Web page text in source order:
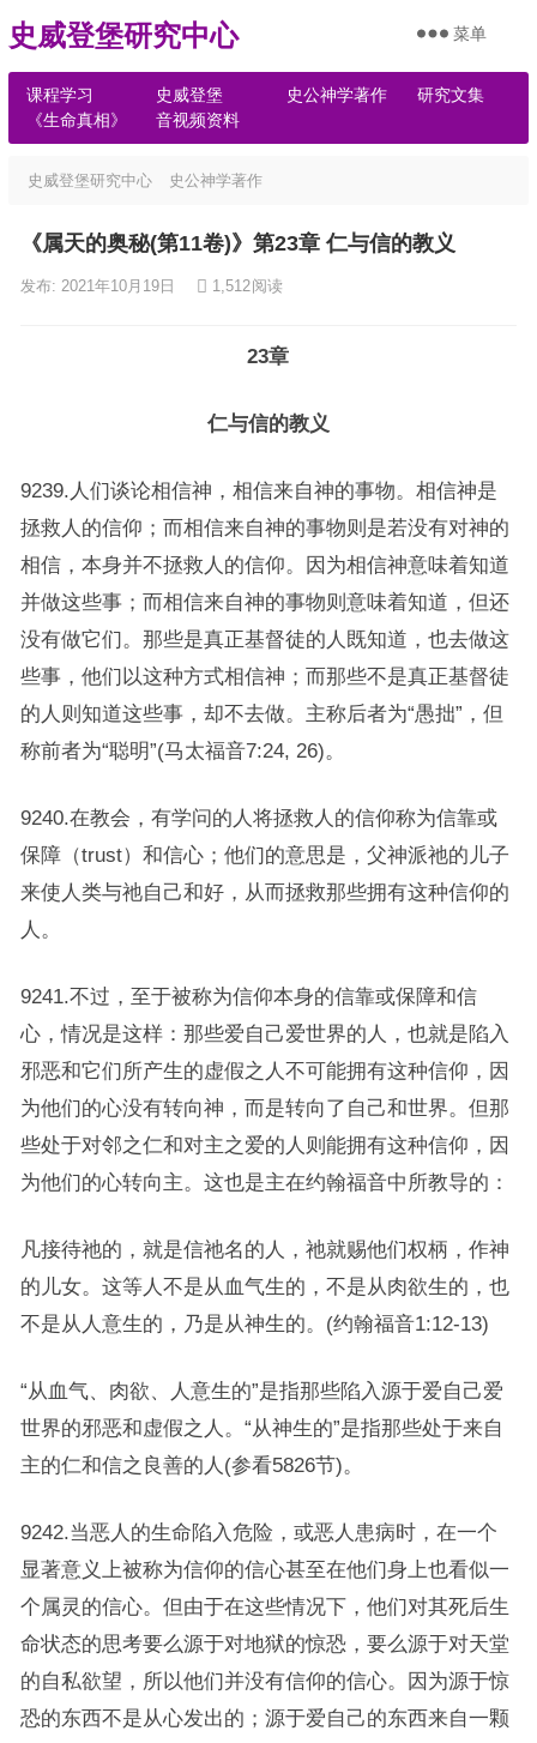
史威登堡研究中心
课程学习 史威登堡 史公神学著作
研究文集
《生命真相》
音视频资料
菜单
史威登堡研究中心 史公神学著作
《属天的奥秘(第11卷)》第23章 仁与信的教义
发布: 2021年10月19日 1,512阅读
23章
仁与信的教义
9239.人们谈论相信神，相信来自神的事物。相信神是
拯救人的信仰；而相信来自神的事物则是若没有对神的
相信，本身并不拯救人的信仰。因为相信神意味着知道
并做这些事；而相信来自神的事物则意味着知道，但还
没有做它们。那些是真正基督徒的人既知道，也去做这
些事，他们以这种方式相信神；而那些不是真正基督徒
的人则知道这些事，却不去做。主称后者为“愚拙”，但
称前者为“聪明”(马太福音7:24, 26)。
9240.在教会，有学问的人将拯救人的信仰称为信靠或
保障（trust）和信心；他们的意思是，父神派祂的儿子
来使人类与祂自己和好，从而拯救那些拥有这种信仰的
人。
9241.不过，至于被称为信仰本身的信靠或保障和信
心，情况是这样：那些爱自己爱世界的人，也就是陷入
邪恶和它们所产生的虚假之人不可能拥有这种信仰，因
为他们的心没有转向神，而是转向了自己和世界。但那
些处于对邻之仁和对主之爱的人则能拥有这种信仰，因
为他们的心转向主。这也是主在约翰福音中所教导的：
凡接待祂的，就是信祂名的人，祂就赐他们权柄，作神
的儿女。这等人不是从血气生的，不是从肉欲生的，也
不是从人意生的，乃是从神生的。(约翰福音1:12-13)
“从血气、肉欲、人意生的”是指那些陷入源于爱自己爱
世界的邪恶和虚假之人。“从神生的”是指那些处于来自
主的仁和信之良善的人(参看5826节)。
9242.当恶人的生命陷入危险，或恶人患病时，在一个
显著意义上被称为信仰的信心甚至在他们身上也看似一
个属灵的信心。但由于在这些情况下，他们对其死后生
命状态的思考要么源于对地狱的惊恐，要么源于对天堂
的自私欲望，所以他们并没有信仰的信心。因为源于惊
恐的东西不是从心发出的；源于爱自己的东西来自一颗